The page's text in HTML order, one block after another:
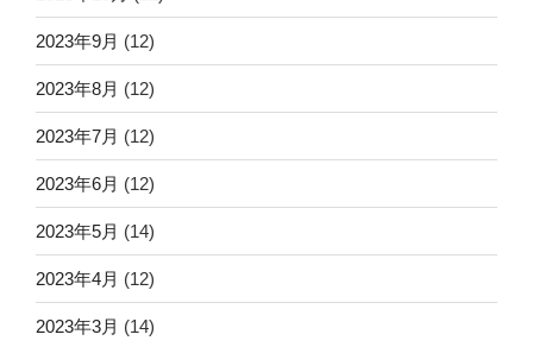
2023年9月 (12)
2023年8月 (12)
2023年7月 (12)
2023年6月 (12)
2023年5月 (14)
2023年4月 (12)
2023年3月 (14)